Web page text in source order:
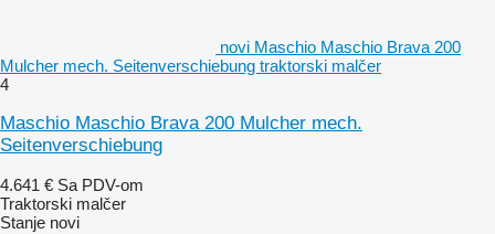
novi Maschio Maschio Brava 200
Mulcher mech. Seitenverschiebung traktorski malčer
4
Maschio Maschio Brava 200 Mulcher mech.
Seitenverschiebung
4.641 € Sa PDV-om
Traktorski malčer
Stanje novi